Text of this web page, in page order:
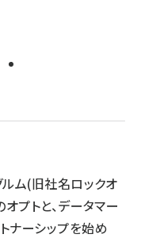
ム(旧社名ロックオ
プトと、データマー
ナーシップを始め